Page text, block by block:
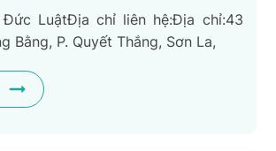
Đức LuậtĐịa chỉ liên hệ:Địa chỉ:43
Bằng, P. Quyết Thắng, Sơn La,